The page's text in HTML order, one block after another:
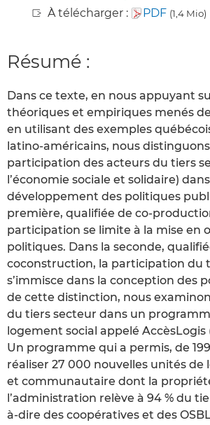
À télécharger :
PDF (1,4 Mio)
Résumé :
Dans ce texte, en nous appuyant
théoriques et empiriques menés
en utilisant des exemples
latino-américains, nous
participation des acteurs du tiers
l’économie sociale et solidaire)
développement des politiques
première, qualifiée de co-
participation se limite à la mise en
politiques. Dans la seconde,
coconstruction, la participation du
s’immisce dans la conception des
de cette distinction, nous
du tiers secteur dans un
logement social appelé AccèsLogis
Un programme qui a permis, de
réaliser 27 000 nouvelles unités de
et communautaire dont la
l’administration relève à 94 % du
à-dire des coopératives et des